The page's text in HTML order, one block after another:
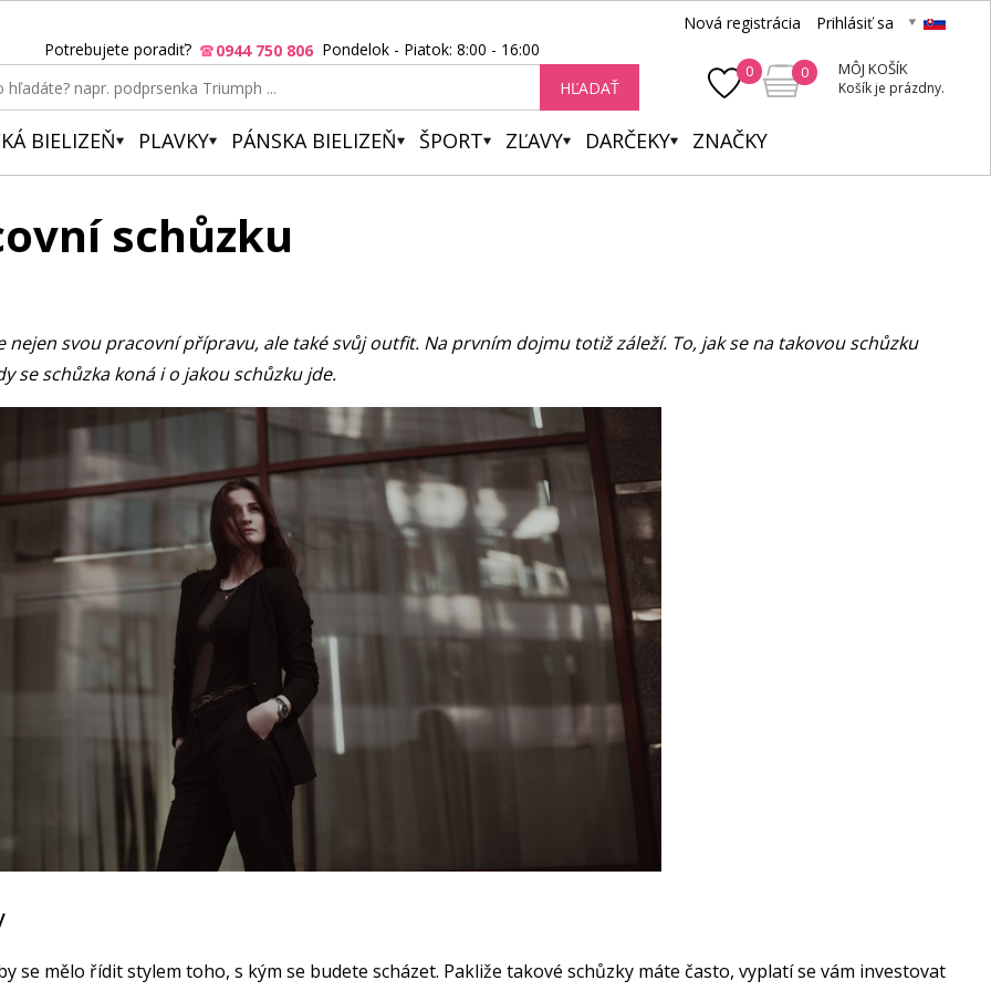
Nová registrácia Prihlásiť sa
0 0 MÔJ KOŠÍK
Košík je prázdny.
Potrebujete poradiť? 0944 750 806 Pondelok - Piatok: 8:00 - 16:00
HĽADAŤ
BIELIZEŇ PLAVKY PÁNSKA BIELIZEŇ ŠPORT ZĽAVY DARČEKY ZNAČKY
schůzku
svou pracovní přípravu, ale také svůj outfit. Na prvním dojmu totiž záleží. To, jak se na takovou schůzku
se schůzka koná i o jakou schůzku jde.
se mělo řídit stylem toho, s kým se budete scházet. Pakliže takové schůzky máte často, vyplatí se vám investovat